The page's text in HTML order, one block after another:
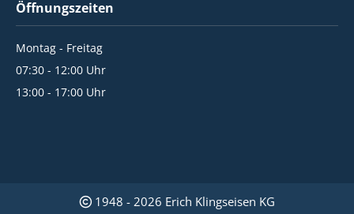
Öffnungszeiten
Montag - Freitag
07:30 - 12:00 Uhr
13:00 - 17:00 Uhr
1948 - 2026 Erich Klingseisen KG